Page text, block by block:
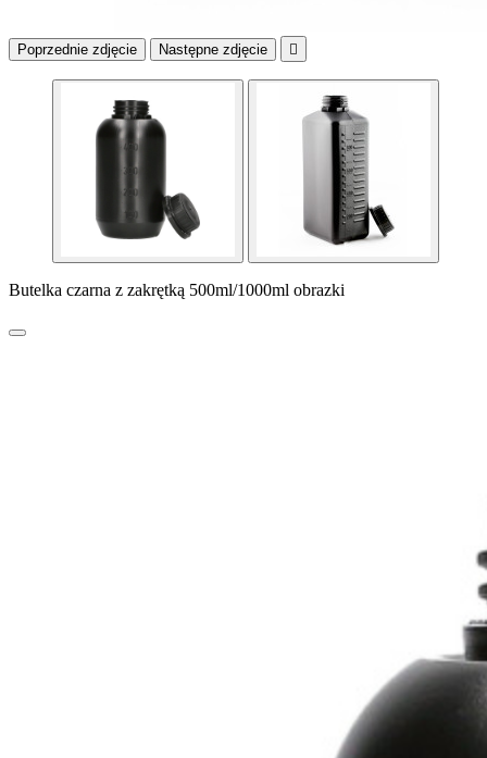
Poprzednie zdjęcie Następne zdjęcie 
Butelka czarna z zakrętką 500ml/1000ml obrazki